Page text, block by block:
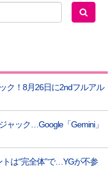
ク！8月26日に2ndフルアル
ャック…Google「Gemini」
トは“完全体”で…YGが不参